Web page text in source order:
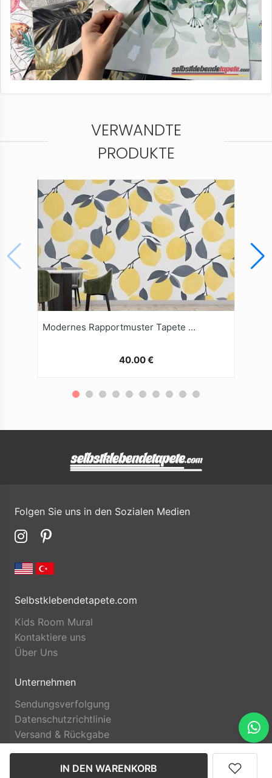
IN DEN WARENKORB
VERWANDTE
PRODUKTE
Modernes Rapportmuster Tapete Gelbe Zitrone
40.00 €
Folgen Sie uns in den Sozialen Medien
Selbstklebendetapete.com
Kids Room Mural
Kontaktiere uns
Über Uns
Unternehmen
Sendungsverfolgung
Datenschutzrichtlinie
Versand & Rückgabe